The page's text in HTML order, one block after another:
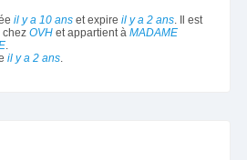
il y a 10 anset expire il y a 2 ans. Il est
chez OVHet appartient à MADAME
.
il y a 2 ans.